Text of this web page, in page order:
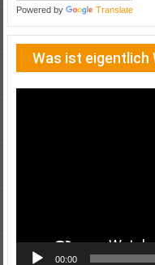
Powered by Translate
Was ist eigentlich
00:00